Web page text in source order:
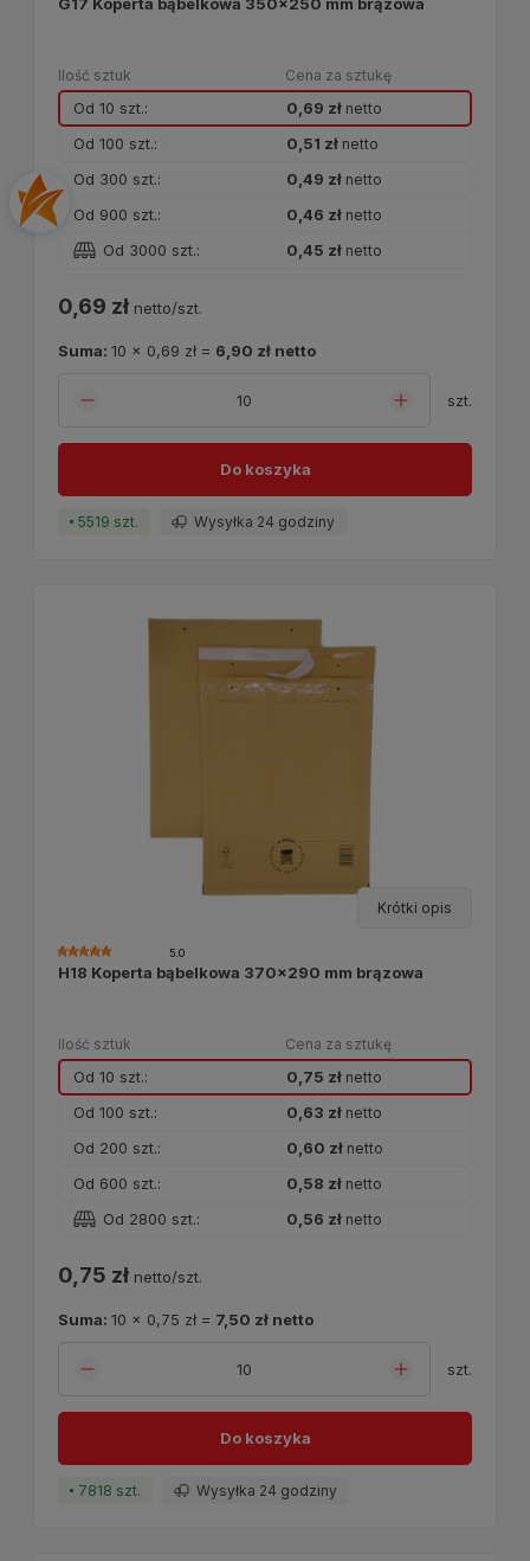
Ilość sztuk Cena za sztukę
Od 10 szt.: 0,69 złnetto
Od 100 szt.: 0,51 złnetto
Od 300 szt.: 0,49 złnetto
Od 900 szt.: 0,46 złnetto
Od 3000 szt.: 0,45 złnetto
0,69 zł netto/szt.
szt.
Do koszyka
Suma: 10 x 0,69 zł = 6,90 zł netto
5519 szt. Wysyłka 24 godziny
Krótki opis
H18 Koperta bąbelkowa 370x290 mm brązowa
5.0
Ilość sztuk Cena za sztukę
Od 10 szt.: 0,75 złnetto
Od 100 szt.: 0,63 złnetto
Od 200 szt.: 0,60 złnetto
Od 600 szt.: 0,58 złnetto
Od 2800 szt.: 0,56 złnetto
0,75 zł netto/szt.
szt.
Do koszyka
Suma: 10 x 0,75 zł = 7,50 zł netto
7818 szt. Wysyłka 24 godziny